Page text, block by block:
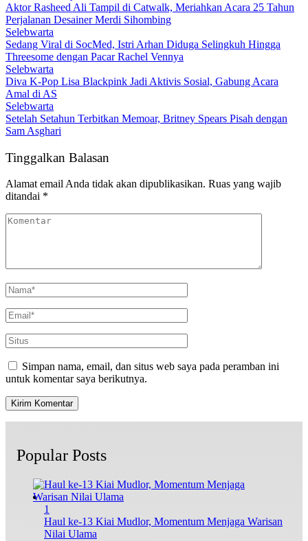
Aktor Rasheed Ali Tampil di Catwalk, Meriahkan Acara 25 Tahun
Perjalanan Desainer Merdi Sihombing
Selebwarta
Sedang Viral di SocMed, Istri Arhan Diduga Selingkuh Hingga
Threesome dengan Pacar Rachel Vennya
Selebwarta
Diva K-Pop Lisa Blackpink Jadi Aktivis Sosial, Gabung Acara
Amal di AS
Selebwarta
Setelah Setahun Terbitkan Memoar, Britney Spears Pisah dengan
Sam Asghari
Tinggalkan Balasan
Alamat email Anda tidak akan dipublikasikan. Ruas yang wajib
ditandai *
Simpan nama, email, dan situs web saya pada peramban ini
untuk komentar saya berikutnya.
Popular Posts
1
Haul ke-13 Kiai Mudlor, Momentum Menjaga Warisan
Nilai Ulama